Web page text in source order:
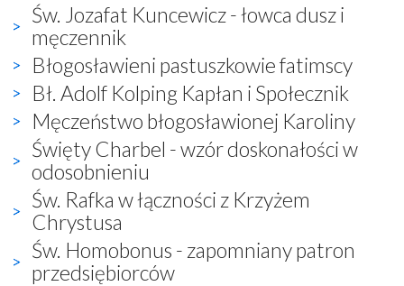
Św. Jozafat Kuncewicz - łowca dusz i
męczennik
Błogosławieni pastuszkowie fatimscy
Bł. Adolf Kolping Kapłan i Społecznik
Męczeństwo błogosławionej Karoliny
Święty Charbel - wzór doskonałości w
odosobnieniu
Św. Rafka w łączności z Krzyżem
Chrystusa
Św. Homobonus - zapomniany patron
przedsiębiorców